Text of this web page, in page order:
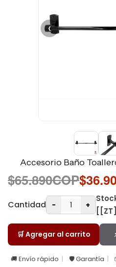
‹
Accesorio Baño
$65.890COP
Cantidad - +
[[ZT]]
🛒 Agregar al carrito
🚚 Envío rápido 🛡️ Garantía